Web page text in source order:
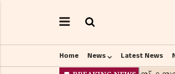
Home News Latest News